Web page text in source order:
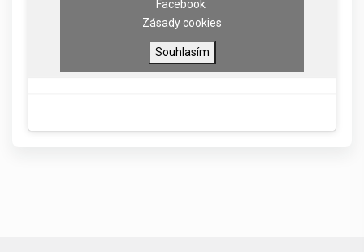
Facebook
Zásady cookies
Souhlasím